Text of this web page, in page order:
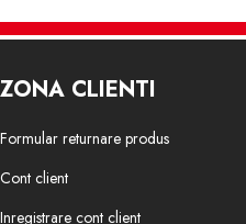
actiunea de 2- 3 ori la
cateva secunde . Astfel
tubului de
reutiliza spray-ul .
ZONA CLIENTI
Formular returnare produs
Cont client
Inregistrare cont client